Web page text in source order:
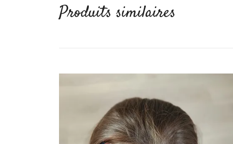
Produits similaires